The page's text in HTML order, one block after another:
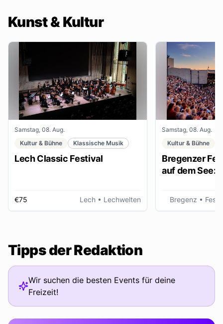
Kunst & Kultur
Samstag, 08. Aug.
Kultur & Bühne
Klassische Musik
Lech Classic Festival
€75 Lech • Lechwelten
Samstag, 08. Aug.
Kultur & Bühne
Bregenzer
auf dem See:
Bregenz •
Tipps der Redaktion
Wir suchen die besten Events für deine
Freizeit!